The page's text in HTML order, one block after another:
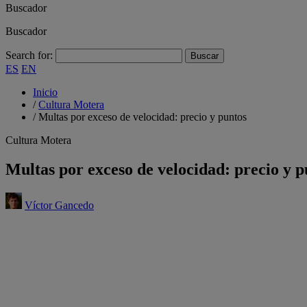
Buscador
Buscador
Search for:
ES EN
Inicio
/Cultura Motera
/Multas por exceso de velocidad: precio y puntos
Cultura Motera
Multas por exceso de velocidad: precio y
Víctor Gancedo